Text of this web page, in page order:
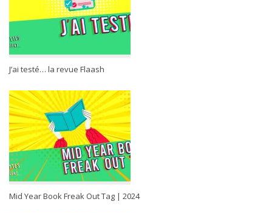
J’ai testé… la revue Flaash
Mid Year Book Freak Out Tag | 2024